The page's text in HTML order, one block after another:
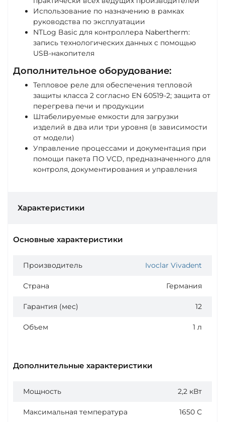
Использование по назначению в рамках
руководства по эксплуатации
NTLog Basic для контроллера Nabertherm:
запись технологических данных с помощью
USB-накопителя
Дополнительное оборудование:
Тепловое реле для обеспечения тепловой
защиты класса 2 согласно EN 60519-2; защита от
перегрева печи и продукции
Штабелируемые емкости для загрузки
изделий в два или три уровня (в зависимости
от модели)
Управление процессами и документация при
помощи пакета ПО VCD, предназначенного для
контроля, документирования и управления
Характеристики
Основные характеристики
Производитель Ivoclar Vivadent
Страна Германия
Гарантия (мес) 12
Объем 1 л
Дополнительные характеристики
Мощность 2,2 кВт
Максимальная температура 1650 С